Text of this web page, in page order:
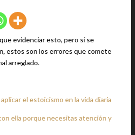
evidenciar esto, pero sí se
estos son los errores que comete
arreglado.
el estoicismo en la vida diaria
ella porque necesitas atención y